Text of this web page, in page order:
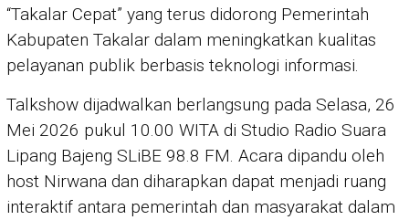
“Takalar Cepat” yang terus didorong Pemerintah
Kabupaten Takalar dalam meningkatkan kualitas
pelayanan publik berbasis teknologi informasi.
Talkshow dijadwalkan berlangsung pada Selasa, 26
Mei 2026 pukul 10.00 WITA di Studio Radio Suara
Lipang Bajeng SLiBE 98.8 FM. Acara dipandu oleh
host Nirwana dan diharapkan dapat menjadi ruang
interaktif antara pemerintah dan masyarakat dalam